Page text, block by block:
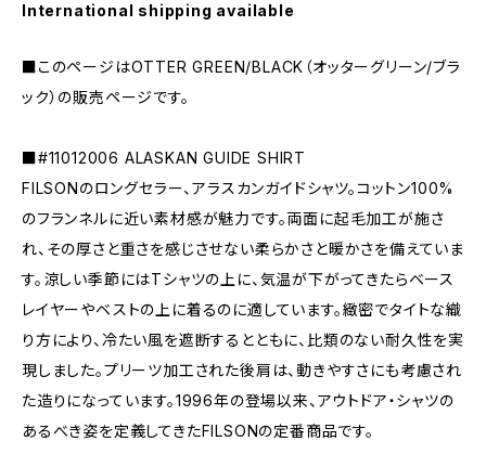
International shipping available
■このページはOTTER GREEN/BLACK（オッターグリーン/ブラ
ック）の販売ページです。
■#11012006 ALASKAN GUIDE SHIRT
FILSONのロングセラー、アラスカンガイドシャツ。コットン100%
のフランネルに近い素材感が魅力です。両面に起毛加工が施さ
れ、その厚さと重さを感じさせない柔らかさと暖かさを備えていま
す。涼しい季節にはTシャツの上に、気温が下がってきたらベース
レイヤーやベストの上に着るのに適しています。緻密でタイトな織
り方により、冷たい風を遮断するとともに、比類のない耐久性を実
現しました。プリーツ加工された後肩は、動きやすさにも考慮され
た造りになっています。1996年の登場以来、アウトドア・シャツの
あるべき姿を定義してきたFILSONの定番商品です。